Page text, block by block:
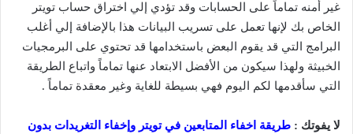
غير أمنه تماماً على الحسابات وقد تؤدي إلي اختراق حساب تويتر
الخاص بك لإنها تعمل على تسريب البيانات هذا بالإضافة إلي أغلب
البرامج التي قد يقوم البعض باستخدامها قد تحتوي على البرمجيات
الخبيثة ولهذا سيكون من الأفضل الابتعاد عنها تماماً واتباع الطريقة
التي سأقدمها لكم اليوم فهي بسيطة للغاية وغير معقدة تماماً .
لا يفوتك : طريقة اخفاء المتابعين في تويتر وإخفاء التغريدات بدون